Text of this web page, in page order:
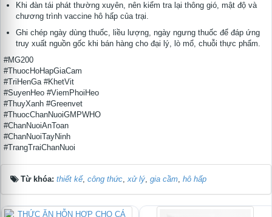
Khi đàn tái phát thường xuyên, nên kiểm tra lại thông gió, mật độ và
chương trình vaccine hô hấp của trại.
Ghi chép ngày dùng thuốc, liều lượng, ngày ngưng thuốc để đáp ứng
truy xuất nguồn gốc khi bán hàng cho đại lý, lò mổ, chuỗi thực phẩm.
#MG200
#ThuocHoHapGiaCam
#TriHenGa #KhetVit
#SuyenHeo #ViemPhoiHeo
#ThuyXanh #Greenvet
#ThuocChanNuoiGMPWHO
#ChanNuoiAnToan
#ChanNuoiTayNinh
#TrangTraiChanNuoi
Từ khóa: thiết kế, công thức,xử lý, gia cầm, hô hấp